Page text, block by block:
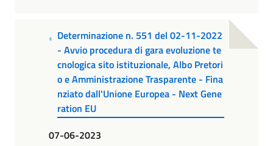
Determinazione n. 551 del 02-11-2022
- Avvio procedura di gara evoluzione te
cnologica sito istituzionale, Albo Pretori
o e Amministrazione Trasparente - Fina
nziato dall'Unione Europea - Next Gene
ration EU
07-06-2023